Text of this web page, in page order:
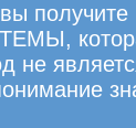
получите
не